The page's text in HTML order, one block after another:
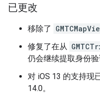
已更改
移除了
修复了在从
仍会继续提取身份验
对 iOS 13 的支持现
14.0。